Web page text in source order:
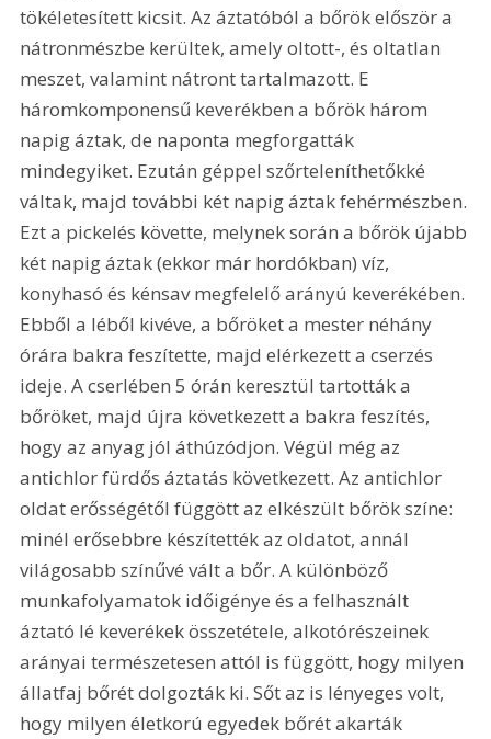
tökéletesített kicsit. Az áztatóból a bőrök először a
nátronmészbe kerültek, amely oltott-, és oltatlan
meszet, valamint nátront tartalmazott. E
háromkomponensű keverékben a bőrök három
napig áztak, de naponta megforgatták
mindegyiket. Ezután géppel szőrteleníthetőkké
váltak, majd további két napig áztak fehérmészben.
Ezt a pickelés követte, melynek során a bőrök újabb
két napig áztak (ekkor már hordókban) víz,
konyhasó és kénsav megfelelő arányú keverékében.
Ebből a léből kivéve, a bőröket a mester néhány
órára bakra feszítette, majd elérkezett a cserzés
ideje. A cserlében 5 órán keresztül tartották a
bőröket, majd újra következett a bakra feszítés,
hogy az anyag jól áthúzódjon. Végül még az
antichlor fürdős áztatás következett. Az antichlor
oldat erősségétől függött az elkészült bőrök színe:
minél erősebbre készítették az oldatot, annál
világosabb színűvé vált a bőr. A különböző
munkafolyamatok időigénye és a felhasznált
áztató lé keverékek összetétele, alkotórészeinek
arányai természetesen attól is függött, hogy milyen
állatfaj bőrét dolgozták ki. Sőt az is lényeges volt,
hogy milyen életkorú egyedek bőrét akarták